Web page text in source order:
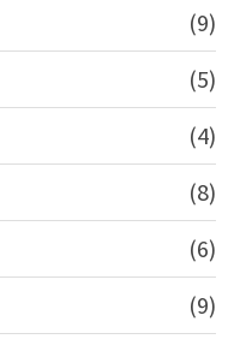
(9)
(5)
(4)
(8)
(6)
(9)